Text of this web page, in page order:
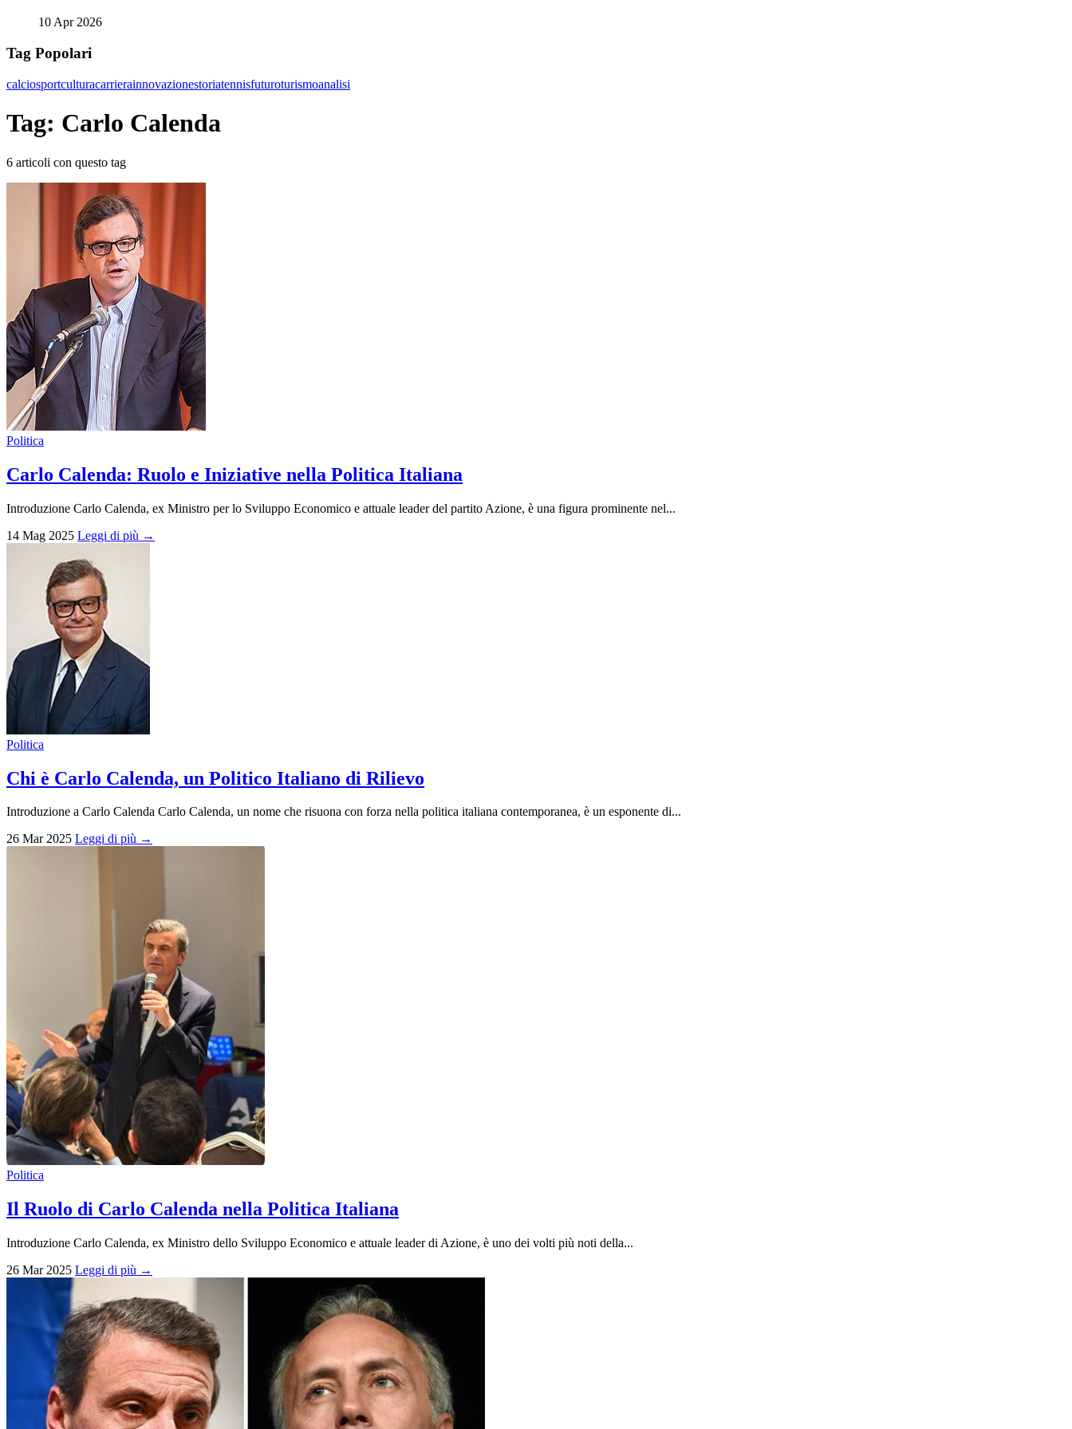
10 Apr 2026
Tag Popolari
calciosportculturacarrierainnovazionestoriatennisfuturoturismoanalisi
Tag: Carlo Calenda
6 articoli con questo tag
Politica
Carlo Calenda: Ruolo e Iniziative nella Politica Italiana
Introduzione Carlo Calenda, ex Ministro per lo Sviluppo Economico e attuale leader del partito Azione, è una figura prominente nel...
14 Mag 2025 Leggi di più →
Politica
Chi è Carlo Calenda, un Politico Italiano di Rilievo
Introduzione a Carlo Calenda Carlo Calenda, un nome che risuona con forza nella politica italiana contemporanea, è un esponente di...
26 Mar 2025 Leggi di più →
Politica
Il Ruolo di Carlo Calenda nella Politica Italiana
Introduzione Carlo Calenda, ex Ministro dello Sviluppo Economico e attuale leader di Azione, è uno dei volti più noti della...
26 Mar 2025 Leggi di più →